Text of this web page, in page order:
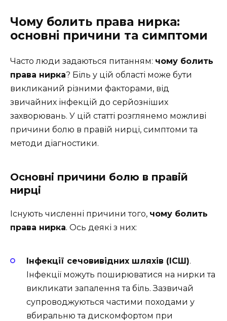
Чому болить права нирка:
основні причини та симптоми
Часто люди задаються питанням: чому болить
права нирка? Біль у цій області може бути
викликаний різними факторами, від
звичайних інфекцій до серйозніших
захворювань. У цій статті розглянемо можливі
причини болю в правій нирці, симптоми та
методи діагностики.
Основні причини болю в правій
нирці
Існують численні причини того, чому болить
права нирка. Ось деякі з них:
Інфекції сечовивідних шляхів (ІСШ).
Інфекції можуть поширюватися на нирки та
викликати запалення та біль. Зазвичай
супроводжуються частими походами у
вбиральню та дискомфортом при